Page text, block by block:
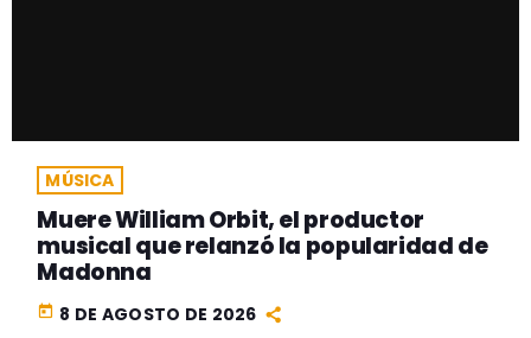
MÚSICA
Muere William Orbit, el productor
musical que relanzó la popularidad de
Madonna
today 8 DE AGOSTO DE 2026